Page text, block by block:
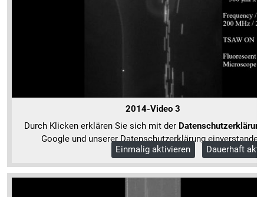
2014-Video 3
Durch Klicken erklären Sie sich mit der
Google und unserer Datenschutzerklärung
Mehr Informationen
Einmalig aktivieren Dauerhaft